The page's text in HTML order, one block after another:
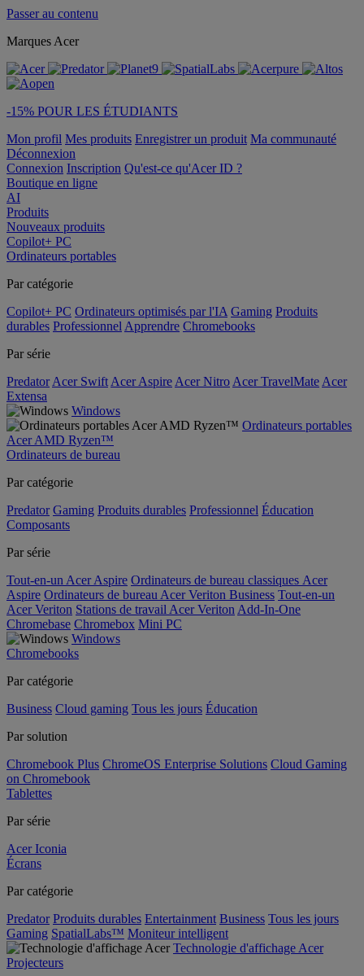
Passer au contenu
Marques Acer
-15% POUR LES ÉTUDIANTS
Mon profil Mes produits Enregistrer un produit Ma communauté
Déconnexion
Connexion Inscription Qu'est-ce qu'Acer ID ?
Boutique en ligne
AI
Produits
Nouveaux produits
Copilot+ PC
Ordinateurs portables
Par catégorie
Copilot+ PC Ordinateurs optimisés par l'IA Gaming Produits
durables Professionnel Apprendre Chromebooks
Par série
Predator Acer Swift Acer Aspire Acer Nitro Acer TravelMate Acer
Extensa
Windows
Ordinateurs portables
Acer AMD Ryzen™
Ordinateurs de bureau
Par catégorie
Predator Gaming Produits durables Professionnel Éducation
Composants
Par série
Tout-en-un Acer Aspire Ordinateurs de bureau classiques Acer
Aspire Ordinateurs de bureau Acer Veriton Business Tout-en-un
Acer Veriton Stations de travail Acer Veriton Add-In-One
Chromebase Chromebox Mini PC
Windows
Chromebooks
Par catégorie
Business Cloud gaming Tous les jours Éducation
Par solution
Chromebook Plus ChromeOS Enterprise Solutions Cloud Gaming
on Chromebook
Tablettes
Par série
Acer Iconia
Écrans
Par catégorie
Predator Produits durables Entertainment Business Tous les jours
Gaming SpatialLabs™ Moniteur intelligent
Technologie d'affichage Acer
Projecteurs